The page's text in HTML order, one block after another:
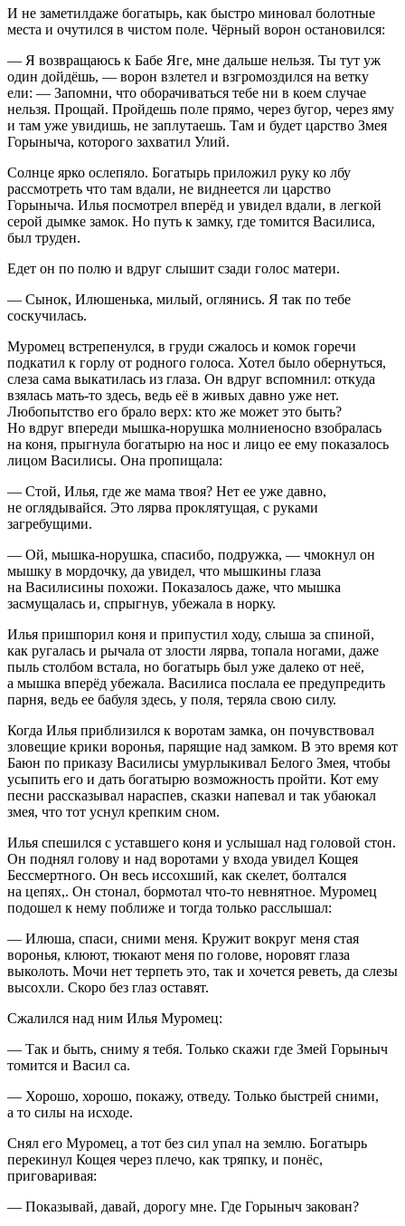
И не заметилдаже богатырь, как быстро миновал болотные
места и очутился в чистом поле. Чёрный ворон остановился:
— Я возвращаюсь к Бабе Яге, мне дальше нельзя. Ты тут уж
один дойдёшь, — ворон взлетел и взгромоздился на ветку
ели: — Запомни, что оборачиваться тебе ни в коем случае
нельзя. Прощай. Пройдешь поле прямо, через бугор, через яму
и там уже увидишь, не заплутаешь. Там и будет царство Змея
Горыныча, которого захватил Улий.
Солнце ярко ослепяло. Богатырь приложил руку ко лбу
рассмотреть что там вдали, не виднеется ли царство
Горыныча. Илья посмотрел вперёд и увидел вдали, в легкой
серой дымке замок. Но путь к замку, где томится Василиса,
был труден.
Едет он по полю и вдруг слышит сзади голос матери.
— Сынок, Илюшенька, милый, оглянись. Я так по тебе
соскучилась.
Муромец встрепенулся, в груди сжалось и комок горечи
подкатил к горлу от родного голоса. Хотел было обернуться,
слеза сама выкатилась из глаза. Он вдруг вспомнил: откуда
взялась мать-то здесь, ведь её в живых давно уже нет.
Любопытство его брало верх: кто же может это быть?
Но вдруг впереди мышка-норушка молниеносно взобралась
на коня, прыгнула богатырю на нос и лицо ее ему показалось
лицом Василисы. Она пропищала:
— Стой, Илья, где же мама твоя? Нет ее уже давно,
не оглядывайся. Это лярва проклятущая, с руками
загребущими.
— Ой, мышка-норушка, спасибо, подружка, — чмокнул он
мышку в мордочку, да увидел, что мышкины глаза
на Василисины похожи. Показалось даже, что мышка
засмущалась и, спрыгнув, убежала в норку.
Илья пришпорил коня и припустил ходу, слыша за спиной,
как ругалась и рычала от злости лярва, топала ногами, даже
пыль столбом встала, но богатырь был уже далеко от неё,
а мышка вперёд убежала. Василиса послала ее предупредить
парня, ведь ее бабуля здесь, у поля, теряла свою силу.
Когда Илья приблизился к воротам замка, он почувствовал
зловещие крики воронья, парящие над замком. В это время кот
Баюн по приказу Василисы умурлыкивал Белого Змея, чтобы
усыпить его и дать богатырю возможность пройти. Кот ему
песни рассказывал нараспев, сказки напевал и так убаюкал
змея, что тот уснул крепким сном.
Илья спешился с уставшего коня и услышал над головой стон.
Он поднял голову и над воротами у входа увидел Кощея
Бессмертного. Он весь иссохший, как скелет, болтался
на цепях,. Он стонал, бормотал что-то невнятное. Муромец
подошел к нему поближе и тогда только расслышал:
— Илюша, спаси, сними меня. Кружит вокруг меня стая
воронья, клюют, тюкают меня по голове, норовят глаза
выколоть. Мочи нет терпеть это, так и хочется реветь, да слезы
высохли. Скоро без глаз оставят.
Сжалился над ним Илья Муромец:
— Так и быть, сниму я тебя. Только скажи где Змей Горыныч
томится и Васил са.
— Хорошо, хорошо, покажу, отведу. Только быстрей сними,
а то силы на исходе.
Снял его Муромец, а тот без сил упал на землю. Богатырь
перекинул Кощея через плечо, как тряпку, и понёс,
приговаривая:
— Показывай, давай, дорогу мне. Где Горыныч закован?